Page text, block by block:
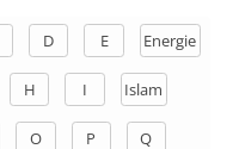
D E Energie
H I Islam
O P Q